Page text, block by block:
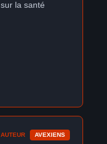
la santé
AUTEUR AVEXIENS